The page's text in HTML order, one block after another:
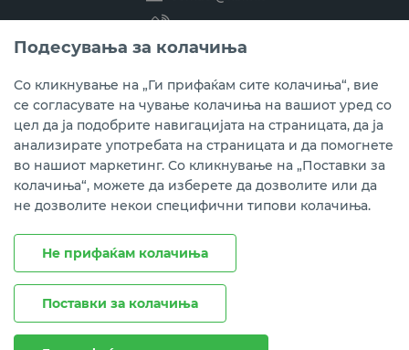
(02) 3 296 800
Instagram
LinkedIn
Youtube
Преземете ја мобилната апликација мБанка.
Подесувања за колачиња
Со кликнување на „Ги прифаќам сите колачиња“, вие
се согласувате на чување колачиња на вашиот уред со
цел да ја подобрите навигацијата на страницата, да ја
анализирате употребата на страницата и да помогнете
во нашиот маркетинг. Со кликнување на „Поставки за
колачиња“, можете да изберете да дозволите или да
не дозволите некои специфични типови колачиња.
Не прифаќам колачиња
Поставки за колачиња